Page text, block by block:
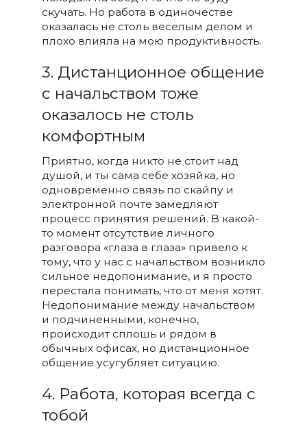
скучать. Но работа в одиночестве
оказалась не столь веселым делом и
плохо влияла на мою продуктивность.
3. Дистанционное общение
с начальством тоже
оказалось не столь
комфортным
Приятно, когда никто не стоит над
душой, и ты сама себе хозяйка, но
одновременно связь по скайпу и
электронной почте замедляют
процесс принятия решений. В какой-
то момент отсутствие личного
разговора «глаза в глаза» привело к
тому, что у нас с начальством возникло
сильное недопонимание, и я просто
перестала понимать, что от меня хотят.
Недопонимание между начальством
и подчиненными, конечно,
происходит сплошь и рядом в
обычных офисах, но дистанционное
общение усугубляет ситуацию.
4. Работа, которая всегда с
тобой